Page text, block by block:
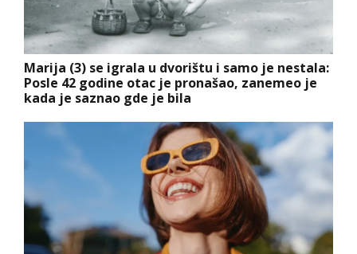
Marija (3) se igrala u dvorištu i samo je nestala:
Posle 42 godine otac je pronašao, zanemeo je
kada je saznao gde je bila